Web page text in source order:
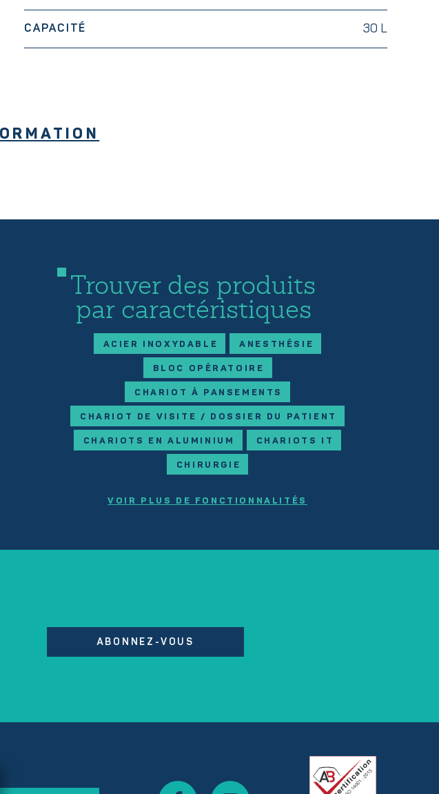
CAPACITÉ 30 L
Trouver des produits
par caractéristiques
ACIER INOXYDABLE ANESTHÉSIE
BLOC OPÉRATOIRE
CHARIOT À PANSEMENTS
CHARIOT DE VISITE / DOSSIER DU PATIENT
CHARIOTS EN ALUMINIUM CHARIOTS IT
CHIRURGIE
VOIR PLUS DE FONCTIONNALITÉS
ABONNEZ-VOUS